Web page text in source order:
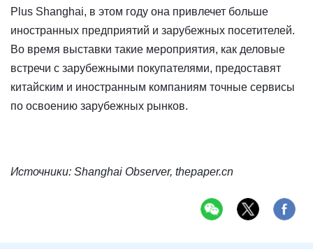
Plus Shanghai, в этом году она привлечет больше
иностранных предприятий и зарубежных посетителей.
Во время выставки такие мероприятия, как деловые
встречи с зарубежными покупателями, предоставят
китайским и иностранным компаниям точные сервисы
по освоению зарубежных рынков.
Источники: Shanghai Observer, thepaper.cn